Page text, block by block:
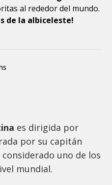
al rededor del mundo.
de la albiceleste!
es dirigida por
por su capitán
considerado uno de los
mundial.